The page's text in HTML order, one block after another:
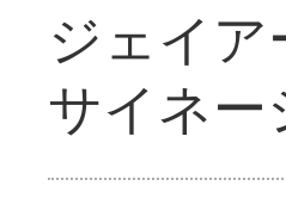
ジェイ
サイネ